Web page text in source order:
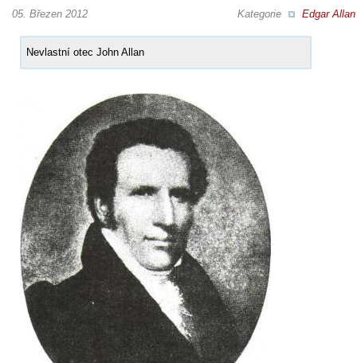
Kategorie Edgar
05. Březen 2012
Nevlastní otec John Allan